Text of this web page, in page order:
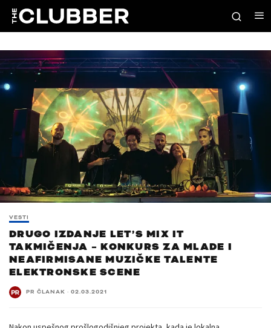
VESTI
DRUGO IZDANJE LET’S MIX IT
TAKMIČENJA – KONKURS ZA MLADE I
NEAFIRMISANE MUZIČKE TALENTE
ELEKTRONSKE SCENE
PR ČLANAK · 02.03.2021